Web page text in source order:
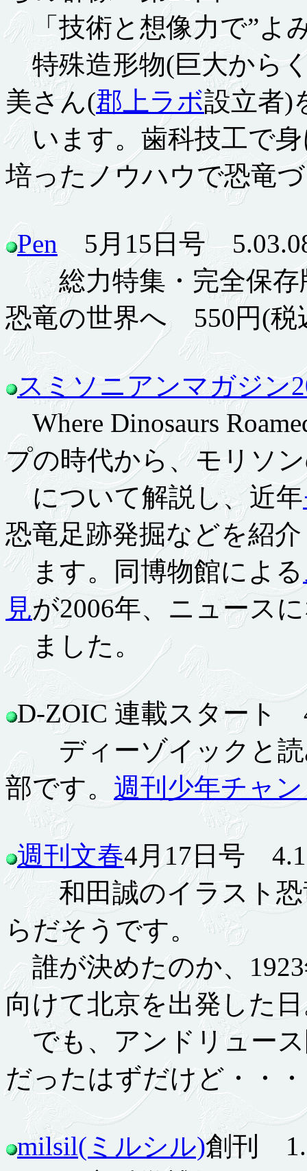
「技術と想像力で”よ
特殊造形物(巨大から
美さん(郡上ラボ設立者)
います。歯科技工で身
培ったノウハウで恐竜
Pen 5月15日号
総力特集・完全保存
恐竜の世界へ 550円(税
スミソニアンマガジン
Where Dinosaurs
プの時代から、モリソ
について解説し、近年
恐竜足跡発掘などを紹
ます。同博物館による
見が2006年、ニュース
ました。
D-ZOIC 連載スタート
ディーゾイックと読
部です。 週刊少年チャ
週刊文春4月17日号
和田誠のイラスト恐
らだそうです。
誰が決めたのか、
向けて北京を出発した
でも、アンドリュー
だったはずだけど・・・
milsil(ミルシル)創刊